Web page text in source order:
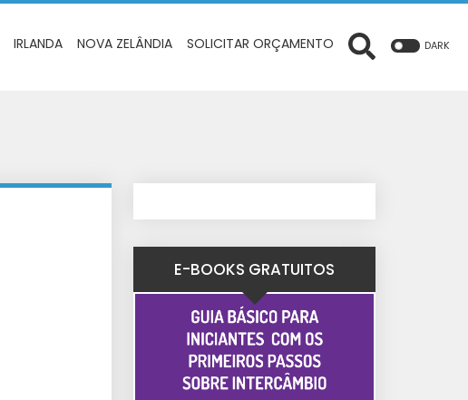
IRLANDA NOVA ZELÂNDIA SOLICITAR ORÇAMENTO DARK
E-BOOKS GRATUITOS